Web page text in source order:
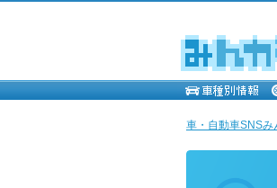
車・自動車SNSみ